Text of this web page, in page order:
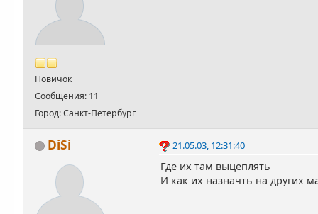
Новичок
Сообщения: 11
Город: Санкт-Петербург
DiSi 21.05.03, 12:31:40
Где их там выцеплять
И как их назначть на других